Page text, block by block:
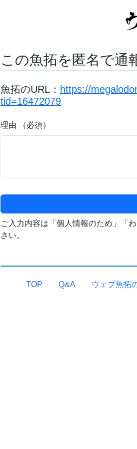
この魚拓を匿名で通
魚拓のURL： https://
tid=16472079
理由 （必須）
ご入力内容は「個人情報のため」「
さい。
TOP Q&A ウェブ魚拓